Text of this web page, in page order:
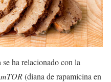
se ha relacionado con la
mTOR(diana de rapamicina en